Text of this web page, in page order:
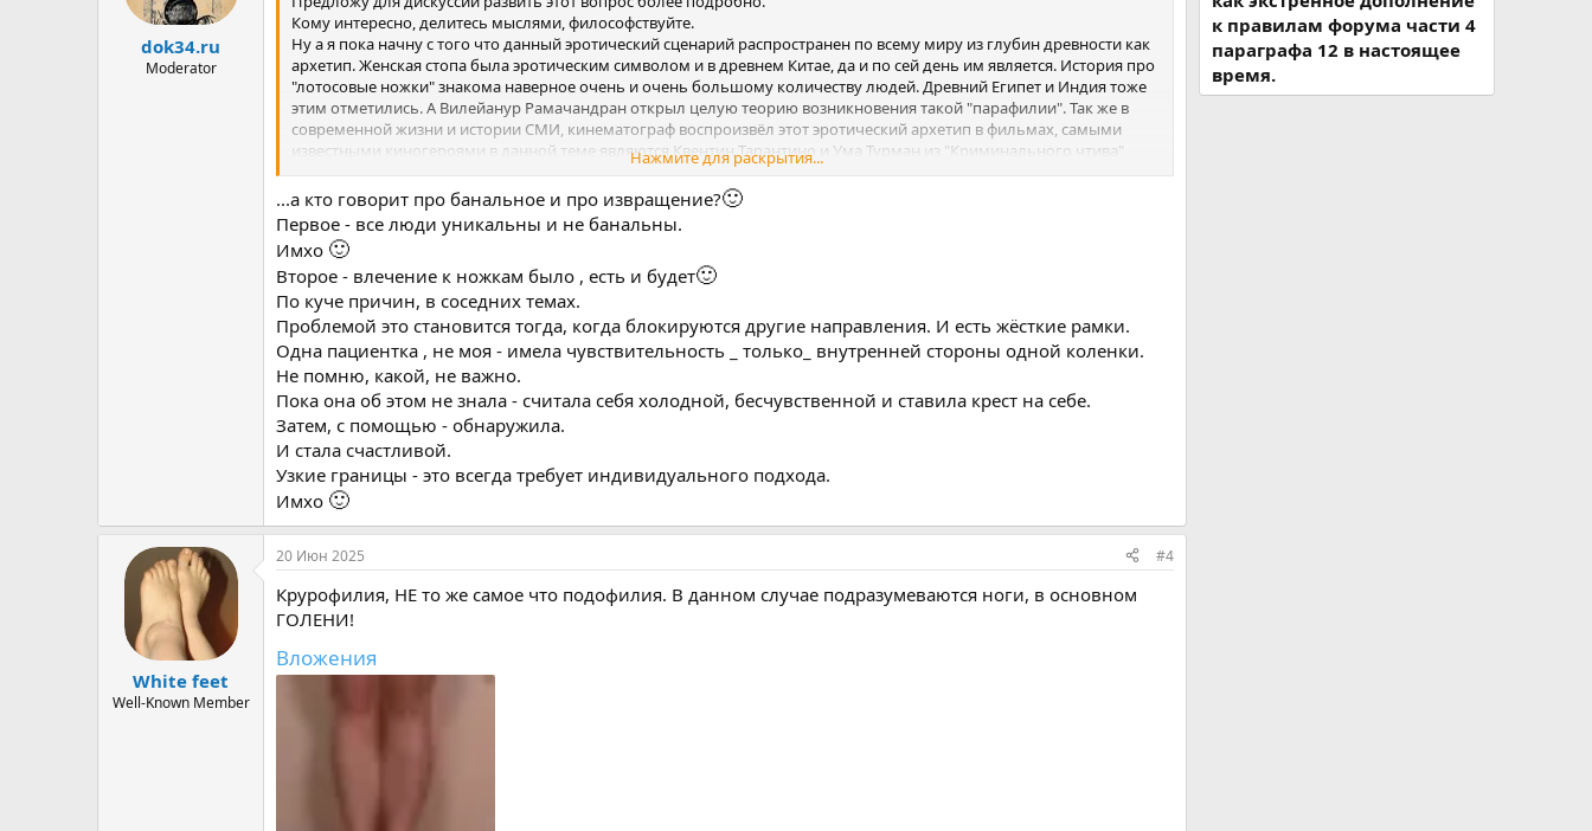
dok34.ru
Moderator
Кому интересно, делитесь мыслями, философствуйте.
Ну а я пока начну с того что данный эротический сценарий распространен по всему миру из глубин древности как
архетип. Женская стопа была эротическим символом и в древнем Китае, да и по сей день им является. История про
"лотосовые ножки" знакома наверное очень и очень большому количеству людей. Древний Египет и Индия тоже
этим отметились. А Вилейанур Рамачандран открыл целую теорию возникновения такой "парафилии". Так же в
современной жизни и истории СМИ, кинематограф воспроизвёл этот эротический архетип в фильмах, самыми
известными киногероями в данной теме являются Квентин Тарантино и Ума Турман из "Криминального чтива"
1994. А так же Элвис Пресли, Гёте, Фёдор Достоевский и даже звезда русской поэзии Александр Пушкин, даже он
был неравнодушен к ножкам. Не обошло это стороной и мультипликационный кинематограф Уолта Диснея в
фильме "Золушка", когда принц надевает хрустальную туфельку ей на лапку). Так что стопы и голени, это гораздо
глубже и значительнее чем может показаться на первый взгляд.
Это не просто "банальное извращение", это культурно-историческое явление, оставившее яркий и длинный след в
истории, след длиною в века...
Нажмите для раскрытия...
...а кто говорит про банальное и про извращение?🙂
Первое - все люди уникальны и не банальны.
Имхо 🙂
Второе - влечение к ножкам было , есть и будет🙂
По куче причин, в соседних темах.
Проблемой это становится тогда, когда блокируются другие направления. И есть жёсткие рамки.
Одна пациентка , не моя - имела чувствительность _ только_ внутренней стороны одной коленки.
Не помню, какой, не важно.
Пока она об этом не знала - считала себя холодной, бесчувственной и ставила крест на себе.
Затем, с помощью - обнаружила.
И стала счастливой.
Узкие границы - это всегда требует индивидуального подхода.
Имхо 🙂
White feet
Well-Known Member
20 Июн 2025 #4
Крурофилия, НЕ то же самое что подофилия. В данном случае подразумеваются ноги, в основном
ГОЛЕНИ!
Вложения
к правилам форума части 4
параграфа 12 в настоящее
время.